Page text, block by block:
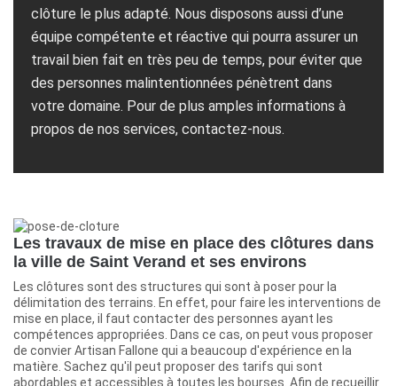
clôture le plus adapté. Nous disposons aussi d’une
équipe compétente et réactive qui pourra assurer un
travail bien fait en très peu de temps, pour éviter que
des personnes malintentionnées pénètrent dans
votre domaine. Pour de plus amples informations à
propos de nos services, contactez-nous.
Les travaux de mise en place des clôtures dans
la ville de Saint Verand et ses environs
Les clôtures sont des structures qui sont à poser pour la
délimitation des terrains. En effet, pour faire les interventions de
mise en place, il faut contacter des personnes ayant les
compétences appropriées. Dans ce cas, on peut vous proposer
de convier Artisan Fallone qui a beaucoup d'expérience en la
matière. Sachez qu'il peut proposer des tarifs qui sont
abordables et accessibles à toutes les bourses. Afin de recueillir